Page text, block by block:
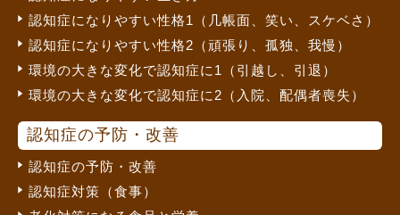
認知症になりやすい性格1（几帳面、笑い、スケベさ）
認知症になりやすい性格2（頑張り、孤独、我慢）
環境の大きな変化で認知症に1（引越し、引退）
環境の大きな変化で認知症に2（入院、配偶者喪失）
認知症の予防・改善
認知症の予防・改善
認知症対策（食事）